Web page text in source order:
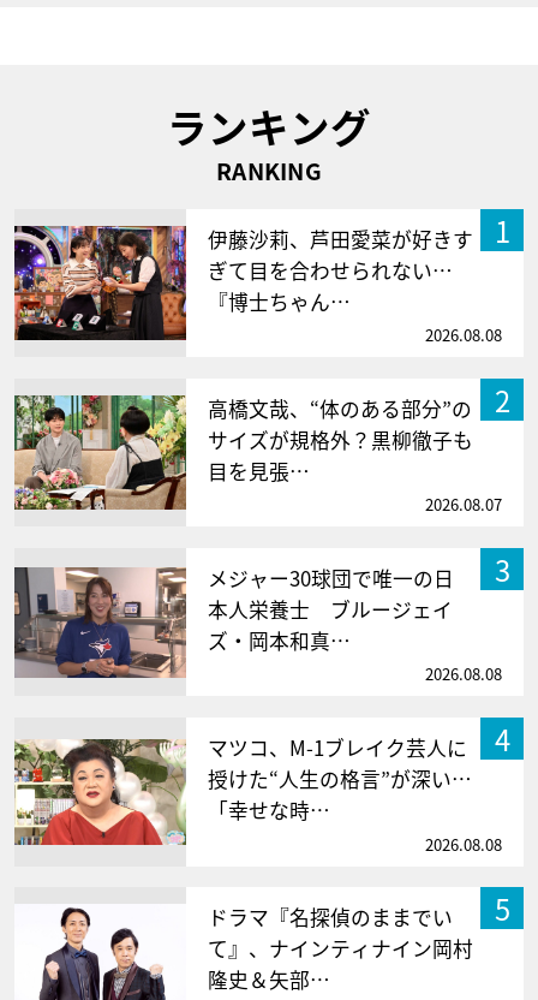
ランキング
RANKING
1
伊藤沙莉、芦田愛菜が好きす
ぎて目を合わせられない…
『博士ちゃん…
2026.08.08
2
高橋文哉、“体のある部分”の
サイズが規格外？黒柳徹子も
目を見張…
2026.08.07
3
メジャー30球団で唯一の日
本人栄養士 ブルージェイ
ズ・岡本和真…
2026.08.08
4
マツコ、M-1ブレイク芸人に
授けた“人生の格言”が深い…
「幸せな時…
2026.08.08
5
ドラマ『名探偵のままでい
て』、ナインティナイン岡村
隆史＆矢部…